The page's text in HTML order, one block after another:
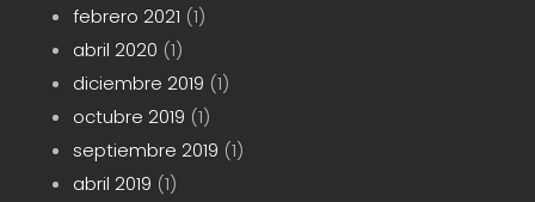
febrero 2021 (1)
abril 2020 (1)
diciembre 2019 (1)
octubre 2019 (1)
septiembre 2019 (1)
abril 2019 (1)